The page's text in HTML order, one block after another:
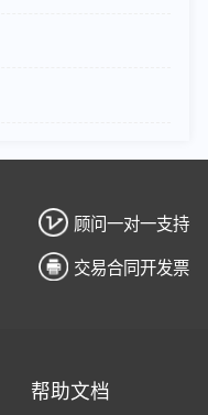
顾问一对一支持
交易合同开发票
帮助文档